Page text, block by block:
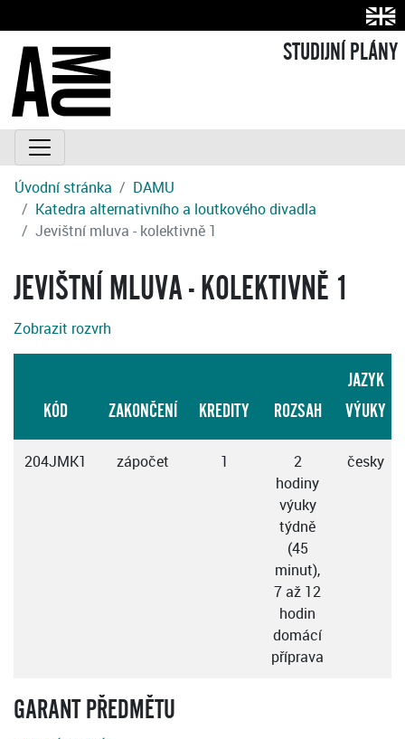
STUDIJNÍ PLÁNY
Úvodní stránka
DAMU
Katedra alternativního a loutkového divadla
Jevištní mluva - kolektivně 1
JEVIŠTNÍ MLUVA - KOLEKTIVNĚ 1
Zobrazit rozvrh
KÓD ZAKONČENÍ KREDITY ROZSAH
JAZYK
VÝUKY
204JMK1 zápočet 1
2
hodiny
výuky
týdně
(45
minut),
7 až 12
hodin
domácí
příprava
česky
GARANT PŘEDMĚTU